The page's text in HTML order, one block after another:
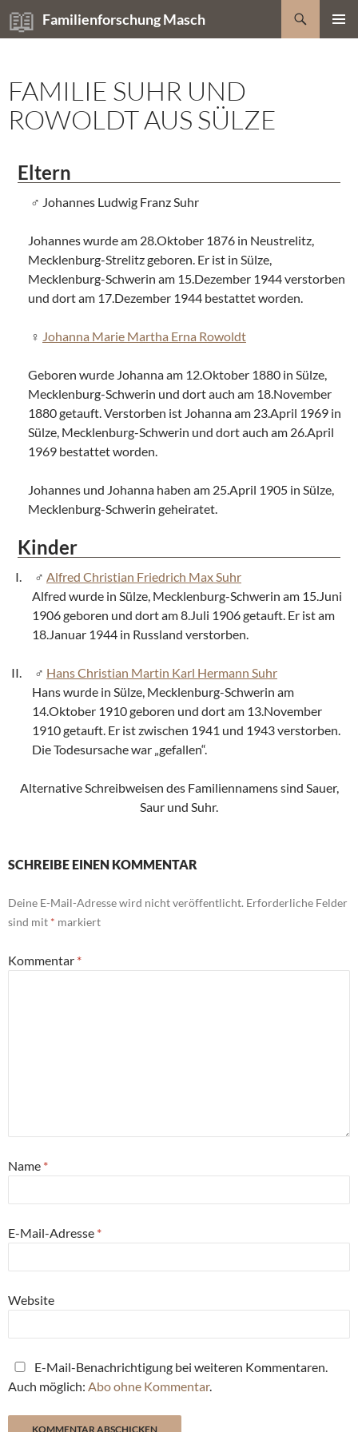
Zum
Inhalt
Familienforschung Masch
Suchen
FAMILIE SUHR UND
ROWOLDT AUS SÜLZE
Eltern
Johannes Ludwig Franz Suhr
Johannes wurde am 28.Oktober 1876 in Neustrelitz,
Mecklenburg-Strelitz geboren. Er ist in Sülze,
Mecklenburg-Schwerin am 15.Dezember 1944 verstorben
und dort am 17.Dezember 1944 bestattet worden.
Johanna Marie Martha Erna Rowoldt
Geboren wurde Johanna am 12.Oktober 1880 in Sülze,
Mecklenburg-Schwerin und dort auch am 18.November
1880 getauft. Verstorben ist Johanna am 23.April 1969 in
Sülze, Mecklenburg-Schwerin und dort auch am 26.April
1969 bestattet worden.
Johannes und Johanna haben am 25.April 1905 in Sülze,
Mecklenburg-Schwerin geheiratet.
Kinder
Alfred Christian Friedrich Max Suhr
Alfred wurde in Sülze, Mecklenburg-Schwerin am 15.Juni
1906 geboren und dort am 8.Juli 1906 getauft. Er ist am
18.Januar 1944 in Russland verstorben.
Hans Christian Martin Karl Hermann Suhr
Hans wurde in Sülze, Mecklenburg-Schwerin am
14.Oktober 1910 geboren und dort am 13.November
1910 getauft. Er ist zwischen 1941 und 1943 verstorben.
Die Todesursache war „gefallen“.
Alternative Schreibweisen des Familiennamens sind Sauer,
Saur und Suhr.
SCHREIBE EINEN KOMMENTAR
Deine E-Mail-Adresse wird nicht veröffentlicht. Erforderliche Felder
sind mit * markiert
Kommentar *
Name *
E-Mail-Adresse *
Website
E-Mail-Benachrichtigung bei weiteren Kommentaren.
Auch möglich: Abo ohne Kommentar.